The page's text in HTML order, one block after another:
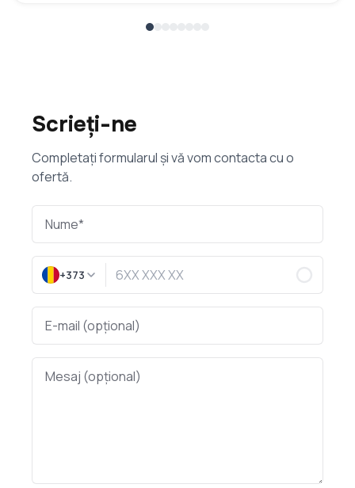
Scrieți-ne
Completați formularul și vă vom contacta cu o
ofertă.
+373